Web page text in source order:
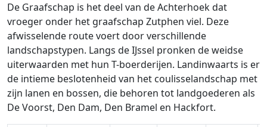
De Graafschap is het deel van de Achterhoek dat
vroeger onder het graafschap Zutphen viel. Deze
afwisselende route voert door verschillende
landschapstypen. Langs de IJssel pronken de weidse
uiterwaarden met hun T-boerde­rijen. Landinwaarts is er
de intieme beslotenheid van het coulisselandschap met
zijn lanen en bossen, die behoren tot land­goederen als
De Voorst, Den Dam, Den Bramel en Hackfort.